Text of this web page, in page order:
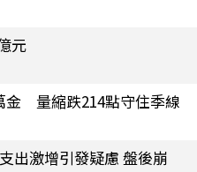
元
金 量縮跌214點守住季線
出激增引發疑慮 盤後崩